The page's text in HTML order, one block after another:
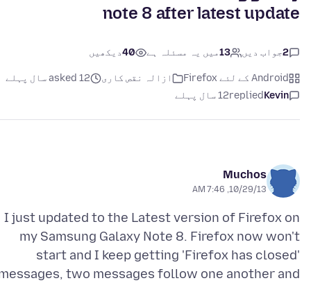
note 8 after latest update
2جواب دیں 13میں یہ مسئلہ ہے 40دیکھیں
Android کے لئے Firefox ازالہ نقص کارى
asked 12 سال پہلے
Kevin
replied12 سال پہلے
Muchos
10/29/13, 7:46 AM
I just updated to the Latest version of Firefox on
my Samsung Galaxy Note 8. Firefox now won't
start and I keep getting 'Firefox has closed'
two messages follow one another and